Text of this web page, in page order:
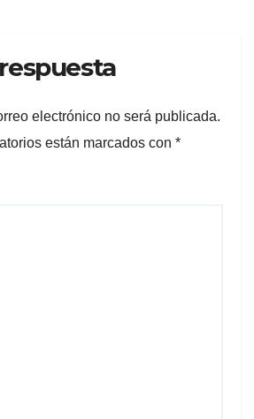
electrónico no será publicada.
están marcados con *